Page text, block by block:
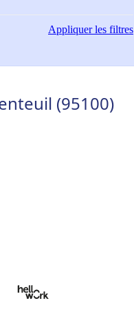
Appliquerles filtres
(95100)